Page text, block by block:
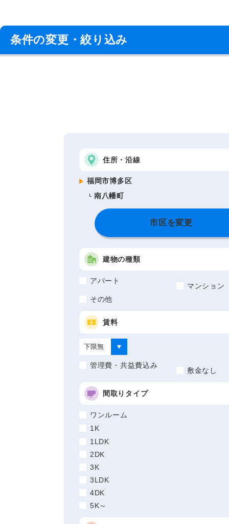
条件の変更・絞り込み
住所・沿線
福岡市博多区
南八幡町
市区を変更
建物の種類
アパート
マンション
その他
賃料
管理費・共益費込み
敷金なし
間取りタイプ
ワンルーム
1K
1LDK
2DK
3K
3LDK
4DK
5K～